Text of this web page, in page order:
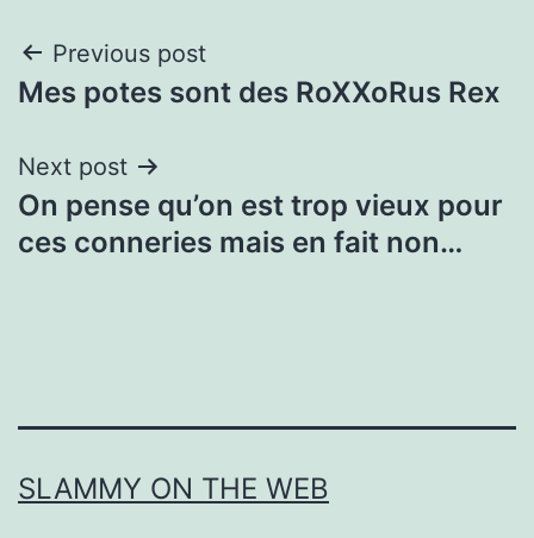
Post
navigation
Previous post
Mes potes sont des RoXXoRus Rex
Next post
On pense qu’on est trop vieux pour
ces conneries mais en fait non…
SLAMMY ON THE WEB